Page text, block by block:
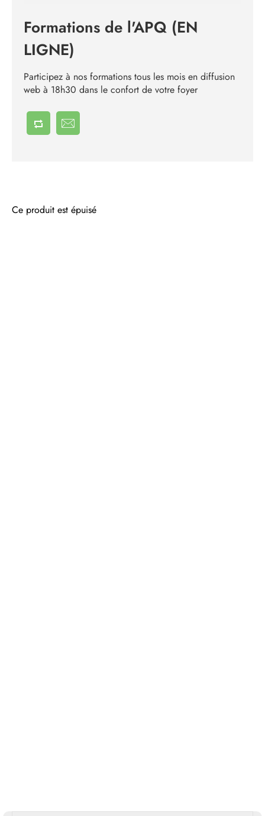
Formations de l'APQ (EN
LIGNE)
Participez à nos formations tous les mois en diffusion
web à 18h30 dans le confort de votre foyer
Ce produit est épuisé